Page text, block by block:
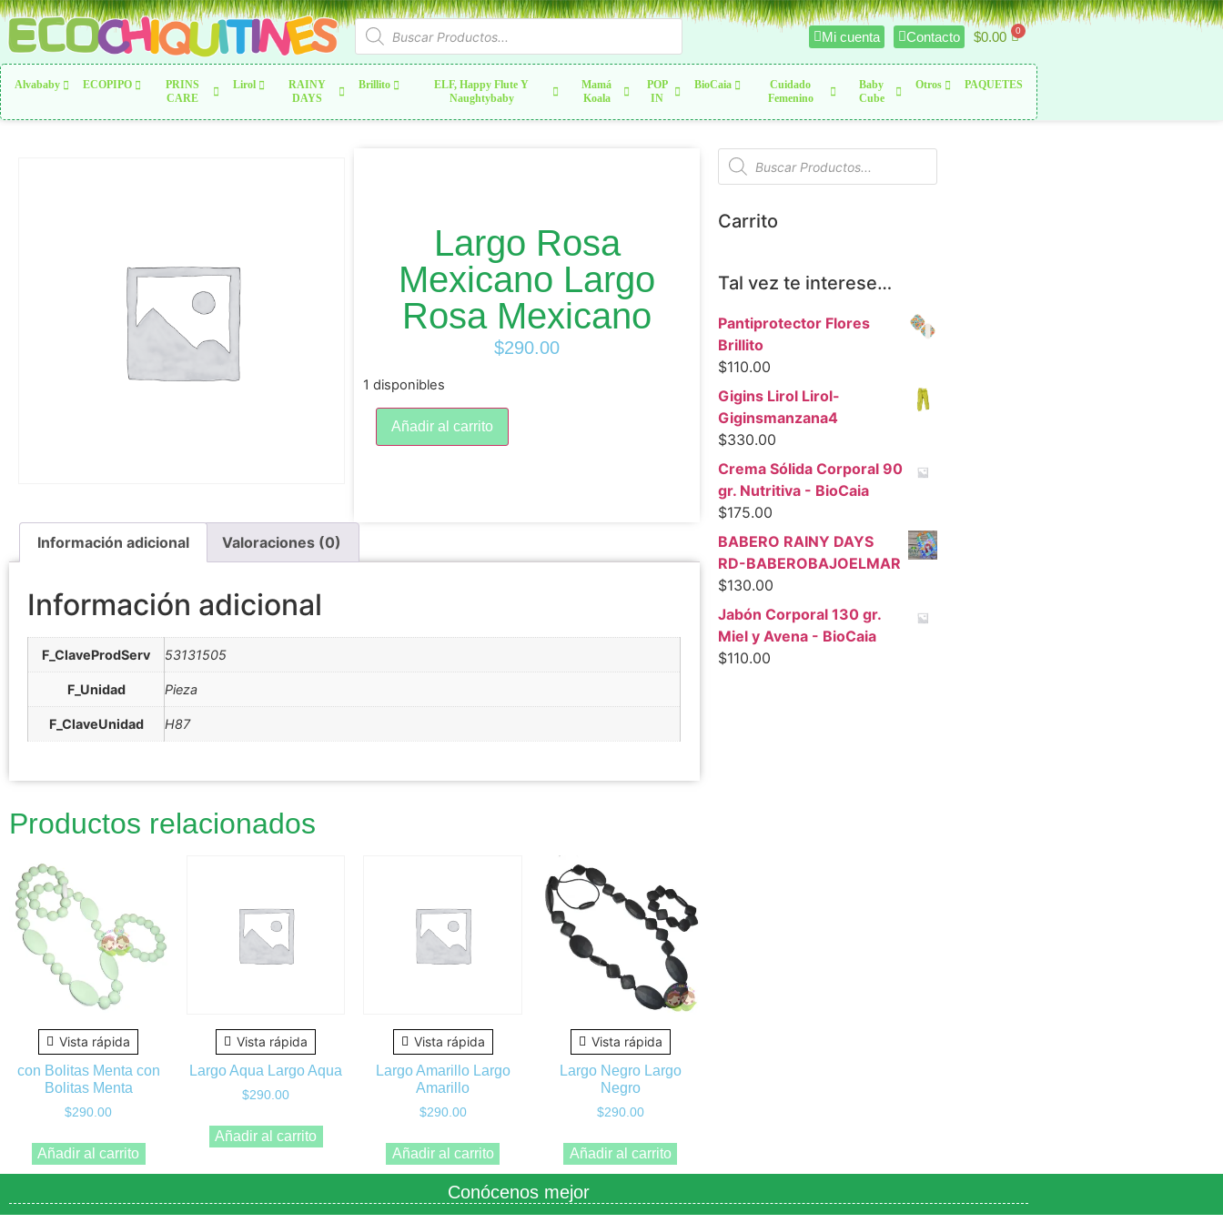
Mi cuenta Contacto $0.00
Alvababy ECOPIPO
PRINS
CARE
Lirol
RAINY
DAYS
Brillito
ELF, Happy Flute Y
Naughtybaby
Mamá
Koala
POP
IN
BioCaia
Cuidado
Femenino
Baby
Cube
Otros PAQUETES
Largo Rosa
Mexicano Largo
Rosa Mexicano
$290.00
1 disponibles
Añadir al carrito
Información adicional Valoraciones (0)
Información adicional
F_ClaveProdServ 53131505
F_Unidad Pieza
F_ClaveUnidad H87
Productos relacionados
Vista rápida
con Bolitas Menta con
Bolitas Menta
$290.00
Añadir al carrito
Vista rápida
Largo Aqua Largo Aqua
$290.00
Añadir al carrito
Vista rápida
Largo Amarillo Largo
Amarillo
$290.00
Añadir al carrito
Vista rápida
Largo Negro Largo
Negro
$290.00
Añadir al carrito
Carrito
Tal vez te interese…
Pantiprotector Flores
Brillito
$110.00
Gigins Lirol Lirol-
Giginsmanzana4
$330.00
Crema Sólida Corporal 90
gr. Nutritiva - BioCaia
$175.00
BABERO RAINY DAYS
RD-BABEROBAJOELMAR
$130.00
Jabón Corporal 130 gr.
Miel y Avena - BioCaia
$110.00
Conócenos mejor